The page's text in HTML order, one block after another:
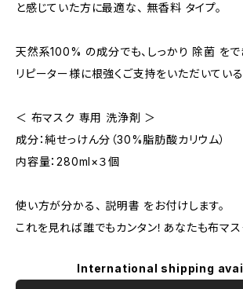
と感じていた方に最適な、 無香料 タイプ。
天然系100% の成分でも、しっかり 除菌 を
リピーター様に根強くご支持をいただいている
＜ 布マスク 専用 洗浄剤 ＞
成分：純せっけん分（30%脂肪酸カリウム）
内容量：280ml×３個
使い方が分かる、 説明書 をお付けします。
これを見れば誰でもカンタン！あなたも布マ
International shipping